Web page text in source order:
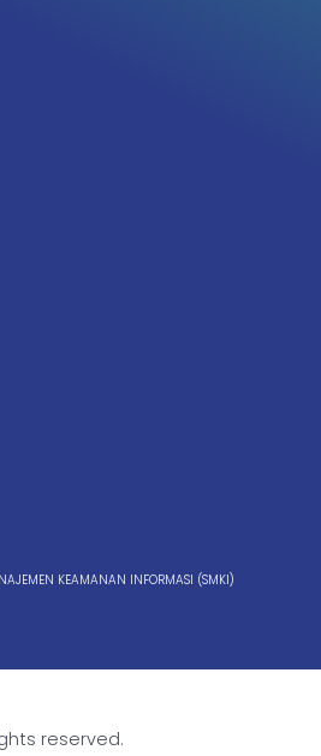
KEAMANAN INFORMASI (SMKI)
reserved.